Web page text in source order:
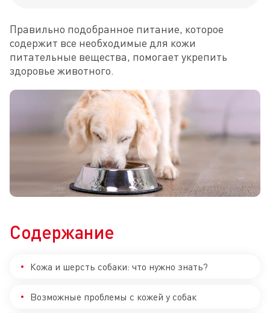
Правильно подобранное питание, которое
содержит все необходимые для кожи
питательные вещества, помогает укрепить
здоровье животного.
Содержание
Кожа и шерсть собаки: что нужно знать?
Возможные проблемы с кожей у собак